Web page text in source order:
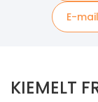
E-mail
KIEMELT